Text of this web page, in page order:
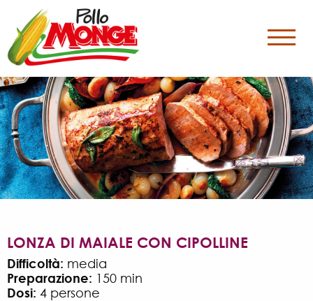
LONZA DI MAIALE CON CIPOLLINE
Difficoltà: media
Preparazione: 150 min
Dosi: 4 persone